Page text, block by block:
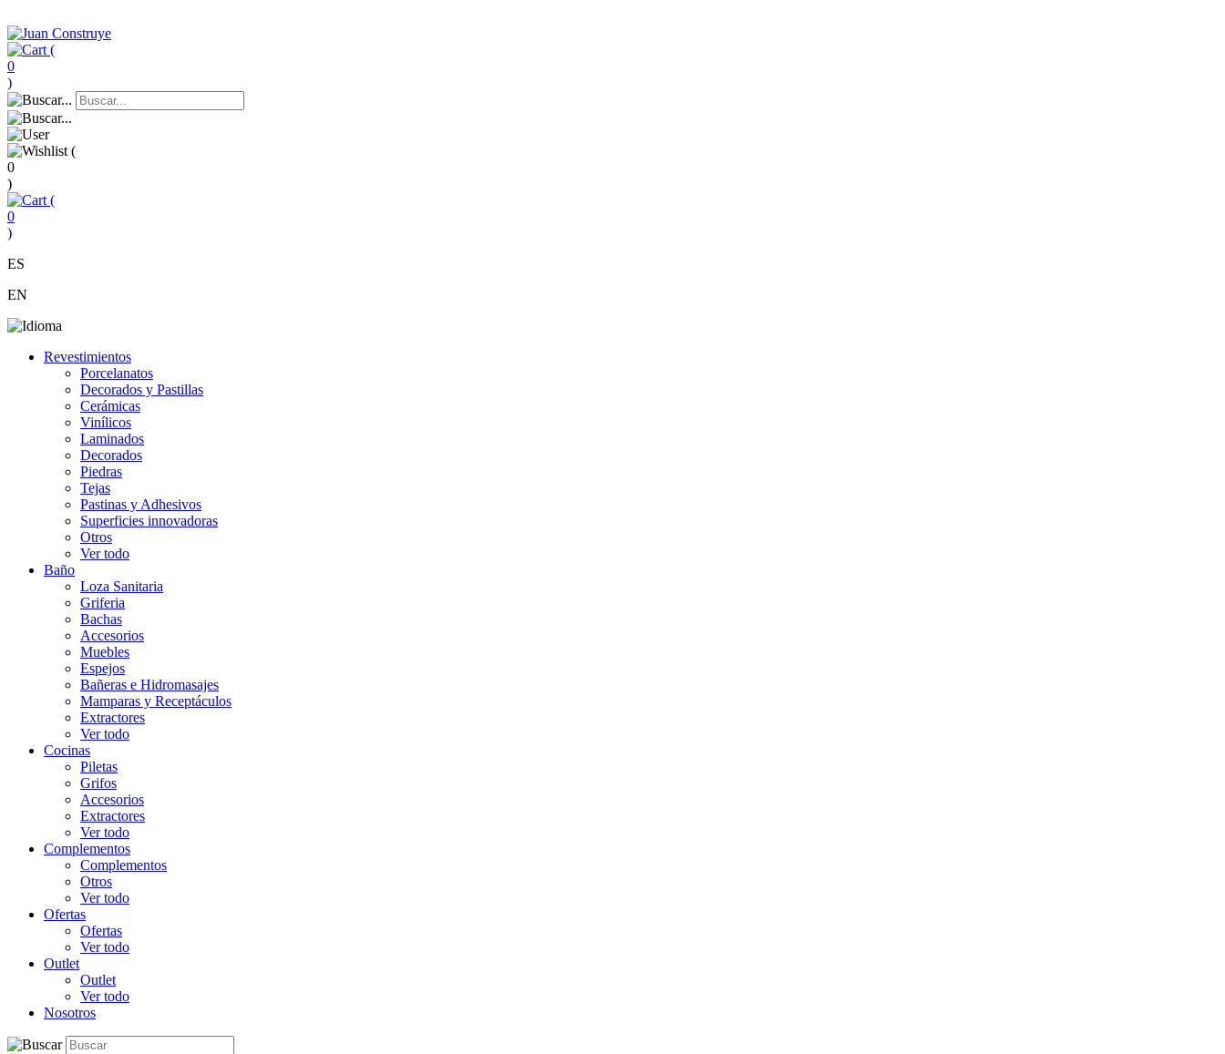
(
0
)
(
0
)
(
0
)
ES
EN
Revestimientos
Porcelanatos
Decorados y Pastillas
Cerámicas
Vinílicos
Laminados
Decorados
Piedras
Tejas
Pastinas y Adhesivos
Superficies innovadoras
Otros
Ver todo
Baño
Loza Sanitaria
Griferia
Bachas
Accesorios
Muebles
Espejos
Bañeras e Hidromasajes
Mamparas y Receptáculos
Extractores
Ver todo
Cocinas
Piletas
Grifos
Accesorios
Extractores
Ver todo
Complementos
Complementos
Otros
Ver todo
Ofertas
Ofertas
Ver todo
Outlet
Outlet
Ver todo
Nosotros